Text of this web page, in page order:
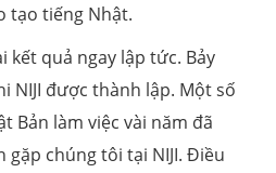
tạo tiếng Nhật.
kết quả ngay lập tức. Bảy
NIJI được thành lập. Một số
Bản làm việc vài năm đã
gặp chúng tôi tại NIJI. Điều